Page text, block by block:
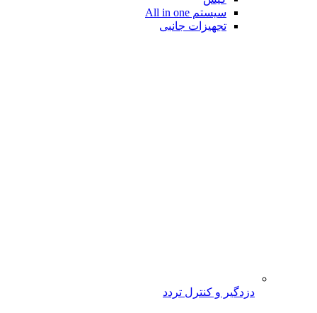
سیستم All in one
تجهیزات جانبی
دزدگیر و کنترل تردد